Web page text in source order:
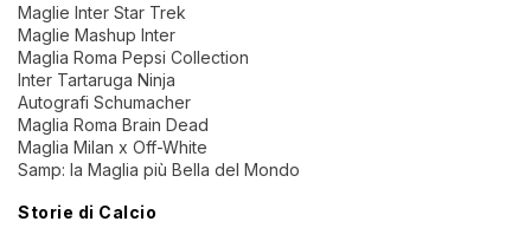
Maglie Inter Star Trek
Maglie Mashup Inter
Maglia Roma Pepsi Collection
Inter Tartaruga Ninja
Autografi Schumacher
Maglia Roma Brain Dead
Maglia Milan x Off-White
Samp: la Maglia più Bella del Mondo
Storie di Calcio